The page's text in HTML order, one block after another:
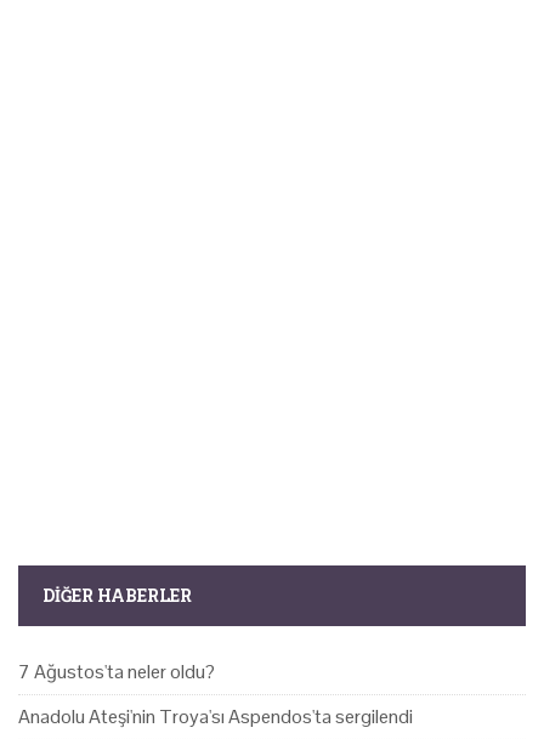
DIĞER HABERLER
7 Ağustos'ta neler oldu?
Anadolu Ateşi'nin Troya'sı Aspendos'ta sergilendi